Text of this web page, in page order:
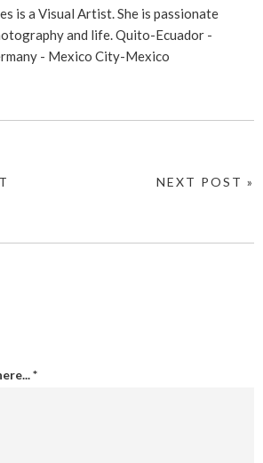
is a Visual Artist. She is passionate
and life. Quito-Ecuador -
- Mexico City-Mexico
NEXT POST »
*